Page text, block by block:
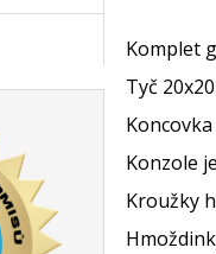
Komplet
Tyč
Kroužky